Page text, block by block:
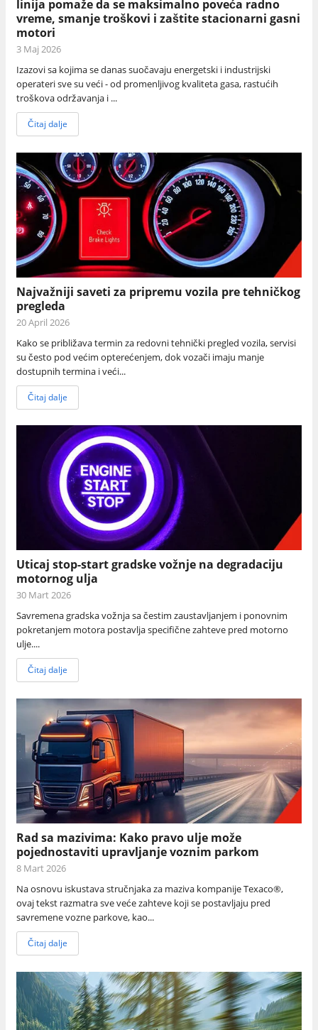
linija pomaže da se maksimalno poveća radno
vreme, smanje troškovi i zaštite stacionarni gasni
motori
3 Maj 2026
Izazovi sa kojima se danas suočavaju energetski i industrijski
operateri sve su veći - od promenljivog kvaliteta gasa, rastućih
troškova održavanja i ...
Čitaj dalje
Najvažniji saveti za pripremu vozila pre tehničkog
pregleda
20 April 2026
Kako se približava termin za redovni tehnički pregled vozila, servisi
su često pod većim opterećenjem, dok vozači imaju manje
dostupnih termina i veći...
Čitaj dalje
Uticaj stop-start gradske vožnje na degradaciju
motornog ulja
30 Mart 2026
Savremena gradska vožnja sa čestim zaustavljanjem i ponovnim
pokretanjem motora postavlja specifične zahteve pred motorno
ulje....
Čitaj dalje
Rad sa mazivima: Kako pravo ulje može
pojednostaviti upravljanje voznim parkom
8 Mart 2026
Na osnovu iskustava stručnjaka za maziva kompanije Texaco®,
ovaj tekst razmatra sve veće zahteve koji se postavljaju pred
savremene vozne parkove, kao...
Čitaj dalje